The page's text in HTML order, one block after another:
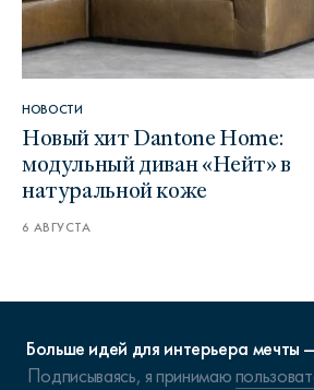
НОВОСТИ
Новый хит Dantone Home:
модульный диван «Нейт» в
натуральной коже
6 АВГУСТА
Больше идей для интерьера мечты
Подписываясь, я принимаю